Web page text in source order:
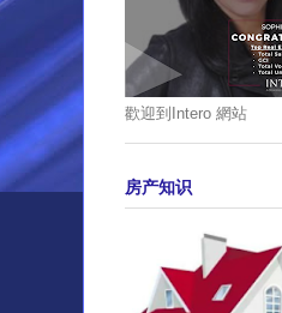
歡迎到Intero 網站
房产知识